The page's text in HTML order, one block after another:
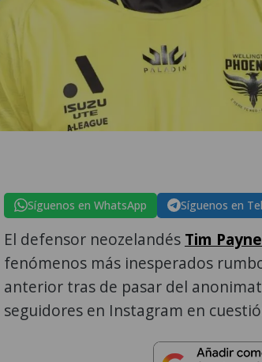
Síguenos en WhatsApp Síguenos en
El defensor neozelandés Tim Payne
fenómenos más inesperados
anterior tras de pasar del
seguidores en Instagram en